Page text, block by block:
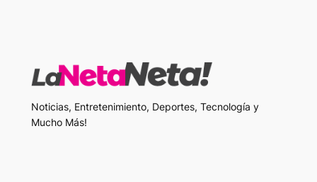
Noticias, Entretenimiento, Deportes, Tecnología y
Mucho Más!